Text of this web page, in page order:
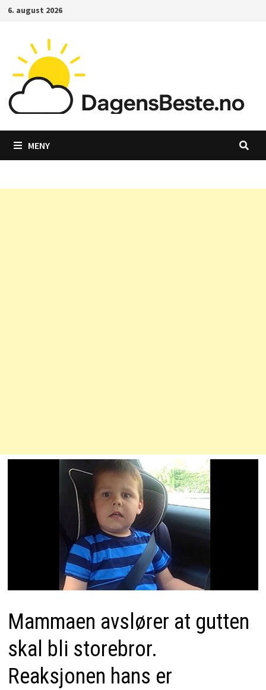
Gå6. august 2026
MENY
Mammaen avslører at gutten
skal bli storebror.
Reaksjonen hans er